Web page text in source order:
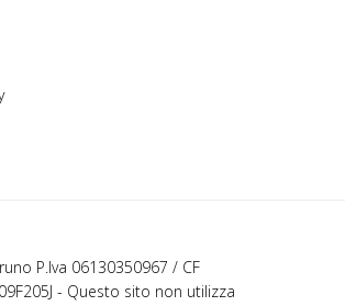
P.Iva 06130350967 / CF
- Questo sito non utilizza